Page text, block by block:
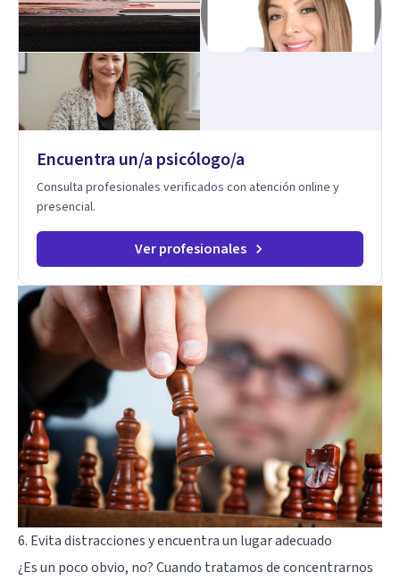
Encuentra un/a psicólogo/a
Consulta profesionales verificados con atención online y
presencial.
Ver profesionales
6. Evita distracciones y encuentra un lugar adecuado
¿Es un poco obvio, no? Cuando tratamos de concentrarnos